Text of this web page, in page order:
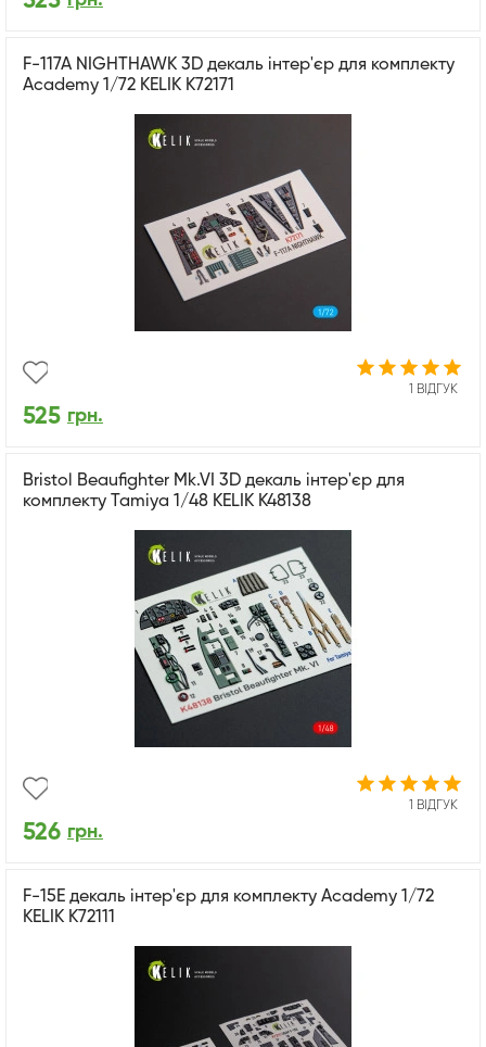
F-117A NIGHTHAWK 3D декаль інтер'єр для комплекту
Academy 1/72 KELIK K72171
1 ВІДГУК
525 грн.
Bristol Beaufighter Mk.VI 3D декаль інтер'єр для
комплекту Tamiya 1/48 KELIK K48138
1 ВІДГУК
526 грн.
F-15E декаль інтер'єр для комплекту Academy 1/72
KELIK K72111